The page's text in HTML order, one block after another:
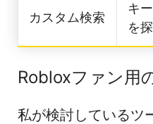
カスタム検索
キ
を
Robloxファン用
私が検討しているツ